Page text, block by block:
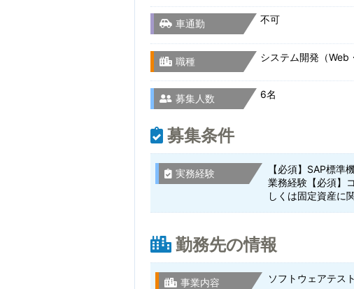
車通勤 不可
職種 システム開発（Web
募集人数 6名
募集条件
実務経験
【必須】SAP標
業務経験【必須】
しくは固定資産に
勤務先の情報
事業内容 ソフトウェアテス